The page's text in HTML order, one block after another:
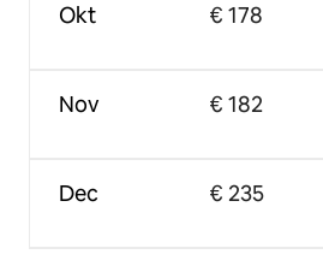
Okt
Nov
Dec
€ 178
€ 182
€ 235